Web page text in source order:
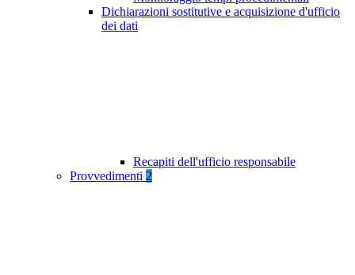
Dichiarazioni sostitutive e acquisizione d'ufficio
dei dati
Recapiti dell'ufficio responsabile
Provvedimenti 2